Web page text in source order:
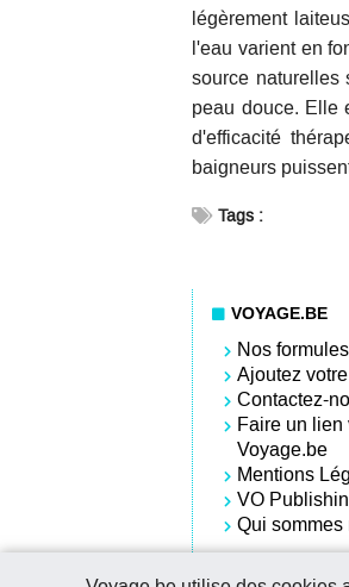
légèrement
l'eau varient en
source naturelles
peau douce. Elle
d'efficacité
baigneurs
Tags :
VOYAGE.BE
Nos
Ajoutez
Contactez-
Faire un lien
Voyage.be
Mentions
VO
Qui sommes